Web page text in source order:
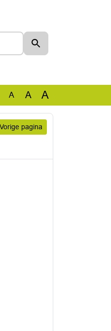
A A A
Vorige pagina